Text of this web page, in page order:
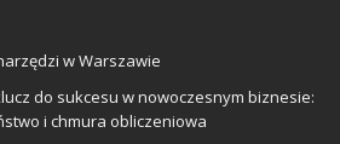
w Warszawie
do sukcesu w nowoczesnym biznesie:
i chmura obliczeniowa